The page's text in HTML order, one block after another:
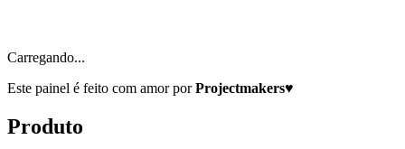
Carregando...
Este painel é feito com amor porProjectmakers♥
Produto